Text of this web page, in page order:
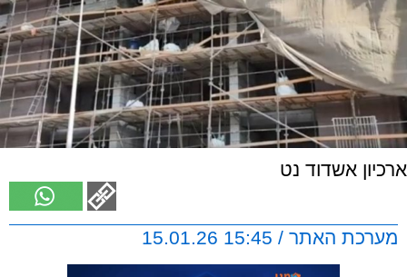
ארכיון אשדוד נט
מערכת האתר / 15:45 15.01.26